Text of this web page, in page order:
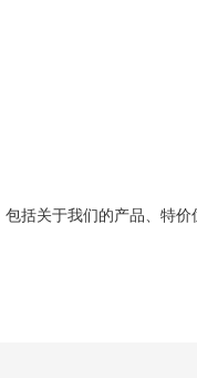
括关于我们的产品、特